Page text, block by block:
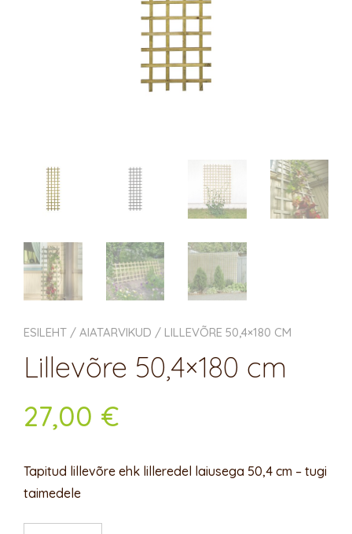
ESILEHT / AIATARVIKUD / LILLEVÕRE 50,4×180 CM
Lillevõre 50,4×180 cm
27,00 €
Tapitud lillevõre ehk lilleredel laiusega 50,4 cm – tugi
taimedele